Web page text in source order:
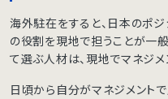
海外駐在をすると、日本のポ
の役割を現地で担うことが一
て選ぶ人材は、現地でマネジメ
日頃から自分がマネジメント